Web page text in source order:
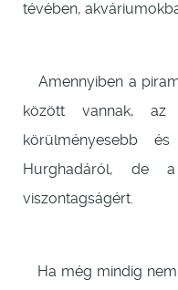
tévében,
Amennyiben a
között vannak,
körülményesebb
Hurghadáról, de
viszontagságért.
Ha még mindig